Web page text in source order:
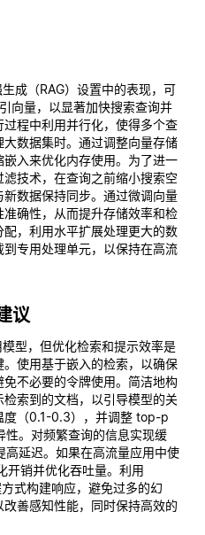
成（RAG）设置中的表现，可
向量，以显著加快搜索查询并
程中利用并行化，使得多个查
数据集时。通过调整向量存储
入来优化内存使用。为了进一
技术，在查询之前缩小搜索空
数据保持同步。通过微调向量
确性，从而提升存储效率和检
，利用水平扩展处理更大的数
专用处理单元，以保持在高流
议
型，但优化检索和提示效率是
使用基于嵌入的检索，以确保
不必要的令牌使用。简洁地构
索到的文档，以引导模型的关
度（0.1-0.3），并调整 top-p
。对频繁查询的信息实现缓
延迟。如果在高流量应用中使
开销并优化吞吐量。利用
式构建响应，避免过多的幻
善感知性能，同时保持高效的